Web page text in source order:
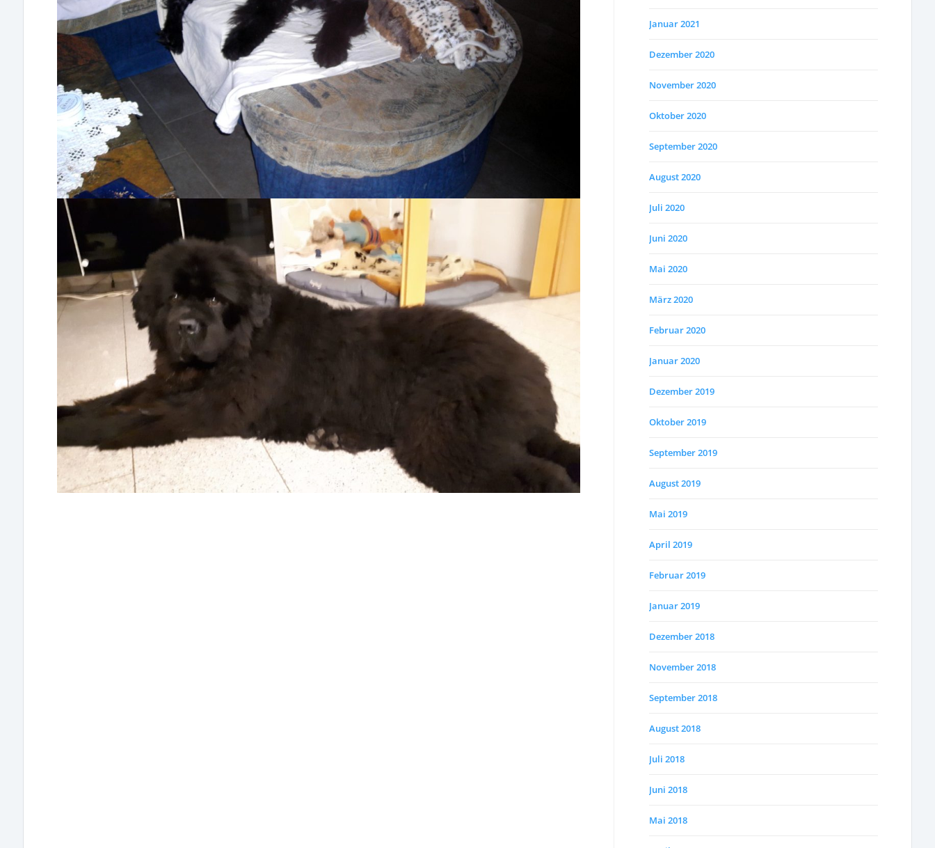
Januar 2021
Dezember 2020
November 2020
Oktober 2020
September 2020
August 2020
Juli 2020
Juni 2020
Mai 2020
März 2020
Februar 2020
Januar 2020
Dezember 2019
Oktober 2019
September 2019
August 2019
Mai 2019
April 2019
Februar 2019
Januar 2019
Dezember 2018
November 2018
September 2018
August 2018
Juli 2018
Juni 2018
Mai 2018